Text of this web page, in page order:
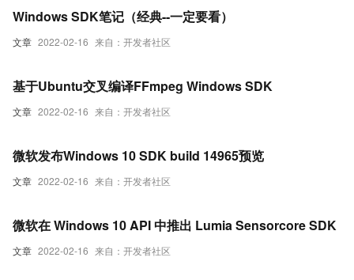
文章 2022-02-16 来自：开发者社区
Windows SDK笔记（经典--一定要看）
文章 2022-02-16 来自：开发者社区
基于Ubuntu交叉编译FFmpeg Windows SDK
文章 2022-02-16 来自：开发者社区
微软发布Windows 10 SDK build 14965预览
文章 2022-02-16 来自：开发者社区
微软在 Windows 10 API 中推出 Lumia Sensorcore SDK